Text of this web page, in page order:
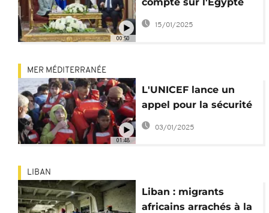
00:50
compte sur l'Égypte
pour protéger ses
15/01/2025
01:48
MER MÉDITERRANÉE
L'UNICEF lance un
appel pour la sécurité
des enfants migrants
03/01/2025
LIBAN
Liban : migrants
africains arrachés à la